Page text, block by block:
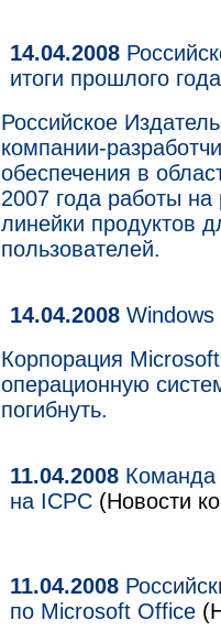
14.04.2008
итоги прошлого
Российское
компании-
обеспечения в
2007 года работы
линейки продуктов
пользователей.
14.04.2008
Корпорация
операционную
погибнуть.
11.04.2008 Команда
на ICPC (Новости
11.04.2008
по Microsoft Office